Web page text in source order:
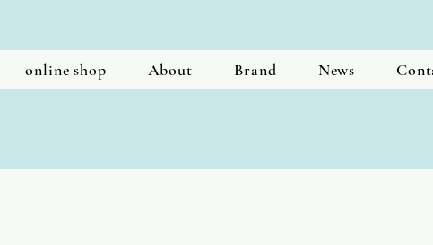
online shop About Brand News